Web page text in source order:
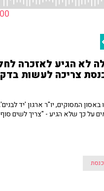
לא הגיע לאזכרה
צריכה לעשות
המסוקים, יו"ר ארגון 'יד
על כך שלא הגיע - "צריך לשים סוף
כנסת